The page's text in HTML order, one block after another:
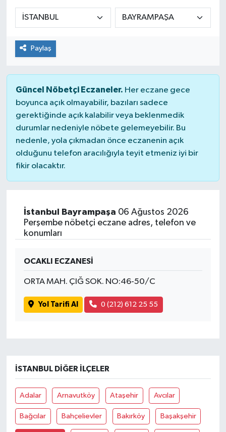
Paylaş
Güncel Nöbetçi Eczaneler. Her eczane gece
boyunca açık olmayabilir, bazıları sadece
gerektiğinde açık kalabilir veya beklenmedik
durumlar nedeniyle nöbete gelemeyebilir. Bu
nedenle, yola çıkmadan önce eczanenin açık
olduğunu telefon aracılığıyla teyit etmeniz iyi bir
fikir olacaktır.
İstanbul Bayrampaşa 06 Ağustos 2026
Perşembe nöbetçi eczane adres, telefon ve
konumları
OCAKLI ECZANESİ
ORTA MAH. ÇIĞ SOK. NO:46-50/C
Yol Tarifi Al 0 (212) 612 25 55
İSTANBUL DIĞER İLÇELER
Adalar Arnavutköy Ataşehir Avcılar
Bağcılar Bahçelievler Bakırköy Başakşehir
Siyaset
Spor